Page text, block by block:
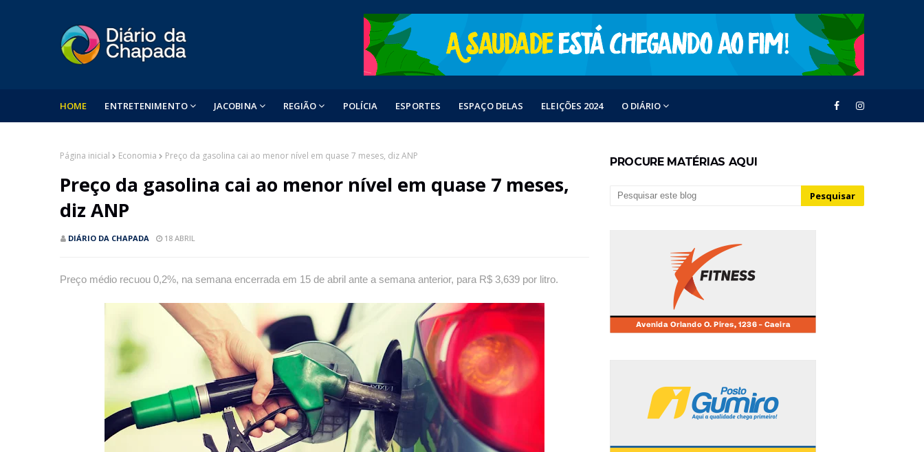
HOME ENTRETENIMENTO JACOBINA REGIÃO POLÍCIA ESPORTES ESPAÇO DELAS ELEIÇÕES 2024 O DIÁRIO
Página inicial Economia Preço da gasolina cai ao menor nível em quase 7 meses, diz ANP
Preço da gasolina cai ao menor nível em quase 7 meses,
diz ANP
DIÁRIO DA CHAPADA 18 ABRIL
Preço médio recuou 0,2%, na semana encerrada em 15 de abril ante a semana anterior, para R$ 3,639 por litro.
PROCURE MATÉRIAS AQUI